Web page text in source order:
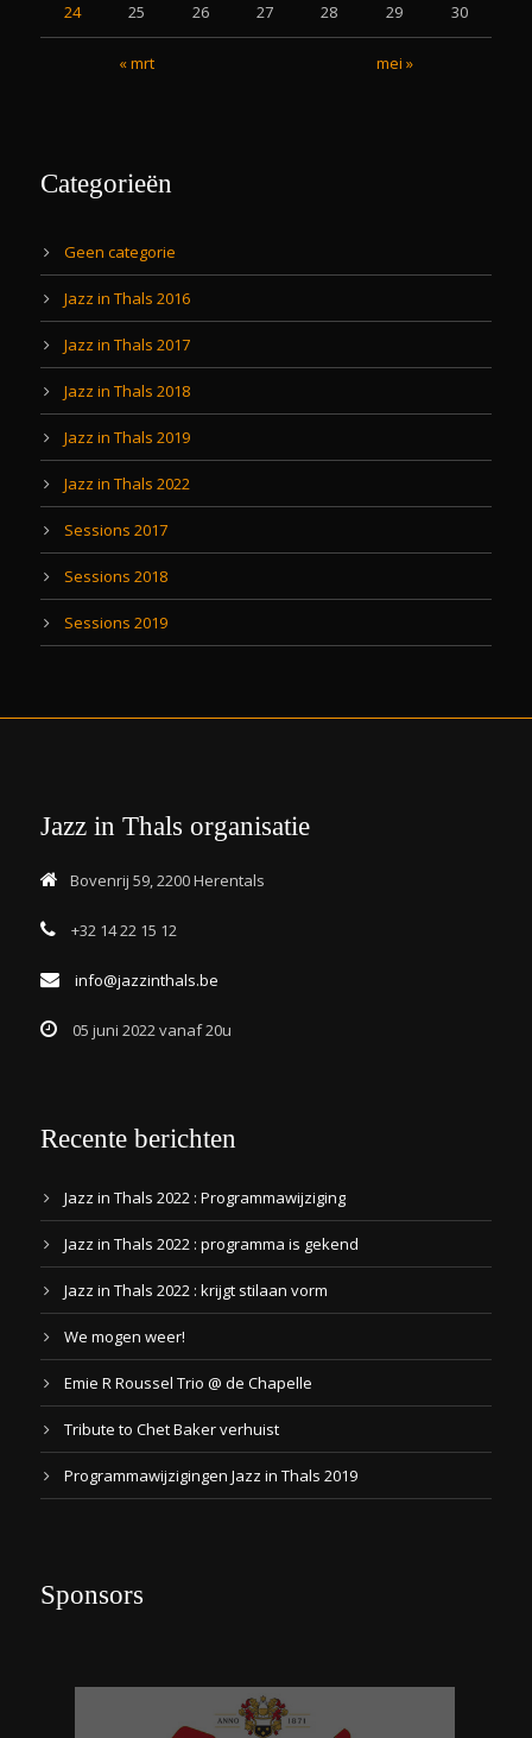
« mrt mei »
24 25 26 27 28 29 30
Categorieën
Geen categorie
Jazz in Thals 2016
Jazz in Thals 2017
Jazz in Thals 2018
Jazz in Thals 2019
Jazz in Thals 2022
Sessions 2017
Sessions 2018
Sessions 2019
Jazz in Thals organisatie
Bovenrij 59, 2200 Herentals
+32 14 22 15 12
info@jazzinthals.be
05 juni 2022 vanaf 20u
Recente berichten
Jazz in Thals 2022 : Programmawijziging
Jazz in Thals 2022 : programma is gekend
Jazz in Thals 2022 : krijgt stilaan vorm
We mogen weer!
Emie R Roussel Trio @ de Chapelle
Tribute to Chet Baker verhuist
Programmawijzigingen Jazz in Thals 2019
Sponsors